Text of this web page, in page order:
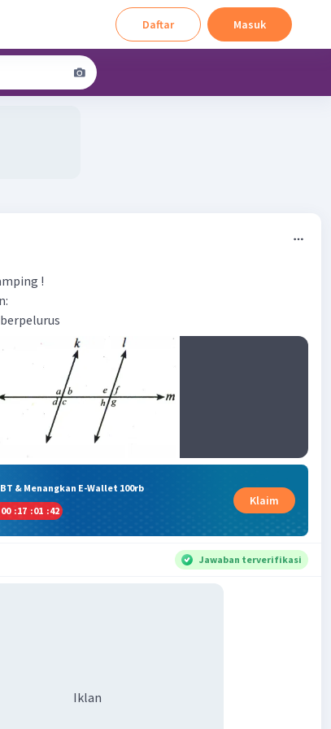
Daftar Masuk
!
& Menangkan E-Wallet 100rb
00 :17 :01 :41
Klaim
Jawaban terverifikasi
Iklan